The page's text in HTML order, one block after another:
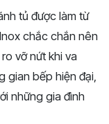
tủ được làm từ
chắc chắn nên
vỡ nứt khi va
gian bếp hiện đại,
những gia đình